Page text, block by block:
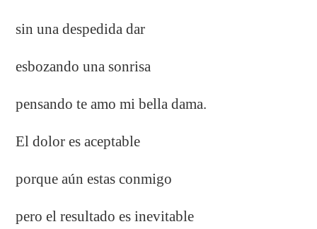
sin una despedida dar
esbozando una sonrisa
pensando te amo mi bella dama.
El dolor es aceptable
porque aún estas conmigo
pero el resultado es inevitable